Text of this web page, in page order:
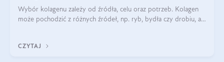
Wybór kolagenu zależy od źródła, celu oraz potrzeb. Kolagen
może pochodzić z różnych źródeł, np. ryb, bydła czy drobiu, a
bydlęcy.
CZYTAJ